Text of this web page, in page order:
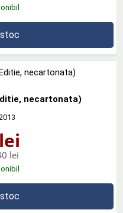
necartonata)
lei
lei